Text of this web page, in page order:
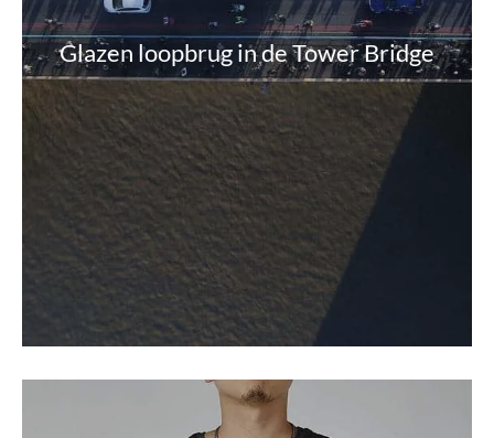
Glazen loopbrug in de Tower Bridge